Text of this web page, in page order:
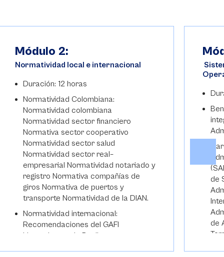
Módulo 2:
Normatividad local e internacional
Duración: 12 horas
Normatividad Colombiana:
Normatividad colombiana
Normatividad sector financiero
Normativa sector cooperativo
Normatividad sector salud
Normatividad sector real–
empresarial Normatividad notariado y
registro Normativa compañías de
giros Normativa de puertos y
transporte Normatividad de la DIAN.
Normatividad internacional:
Recomendaciones del GAFI
Lineamientos de Basilea
de
de